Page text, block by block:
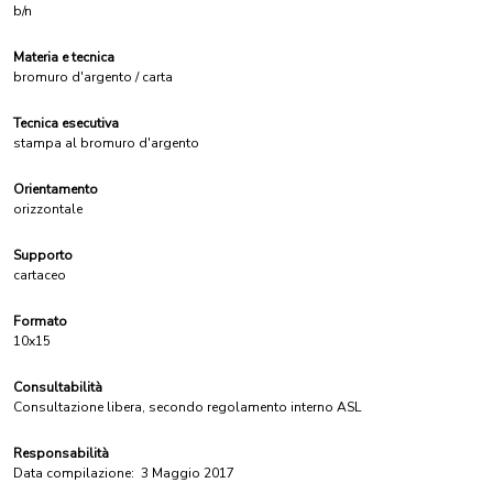
b/n
Materia e tecnica
bromuro d'argento / carta
Tecnica esecutiva
stampa al bromuro d'argento
Orientamento
orizzontale
Supporto
cartaceo
Formato
10x15
Consultabilità
Consultazione libera, secondo regolamento interno ASL
Responsabilità
Data compilazione: 3 Maggio 2017